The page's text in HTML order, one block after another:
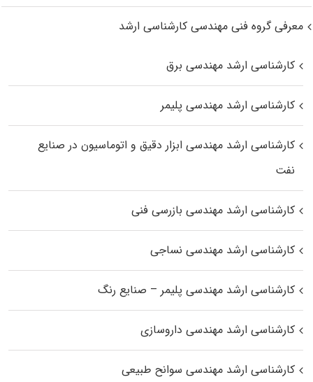
معرفی گروه فنی مهندسی کارشناسی ارشد
کارشناسی ارشد مهندسی برق
کارشناسی ارشد مهندسی پلیمر
کارشناسی ارشد مهندسی ابزار دقیق و اتوماسیون در صنایع
نفت
کارشناسی ارشد مهندسی بازرسی فنی
کارشناسی ارشد مهندسی نساجی
کارشناسی ارشد مهندسی پلیمر – صنایع رنگ
کارشناسی ارشد مهندسی داروسازی
کارشناسی ارشد مهندسی سوانح طبیعی